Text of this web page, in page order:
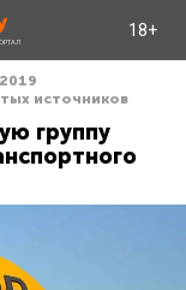
18+
источников
группу